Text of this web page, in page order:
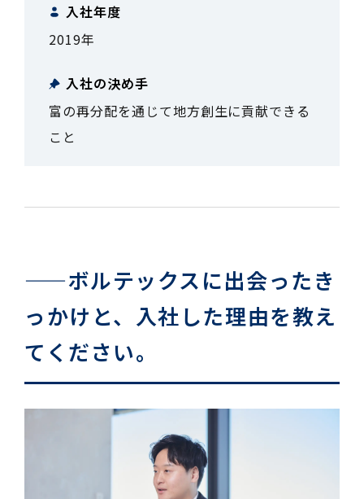
入社年度
2019年
入社の決め手
富の再分配を通じて地方創生に貢献できる
こと
——ボルテックスに出会ったき
っかけと、入社した理由を教え
てください。